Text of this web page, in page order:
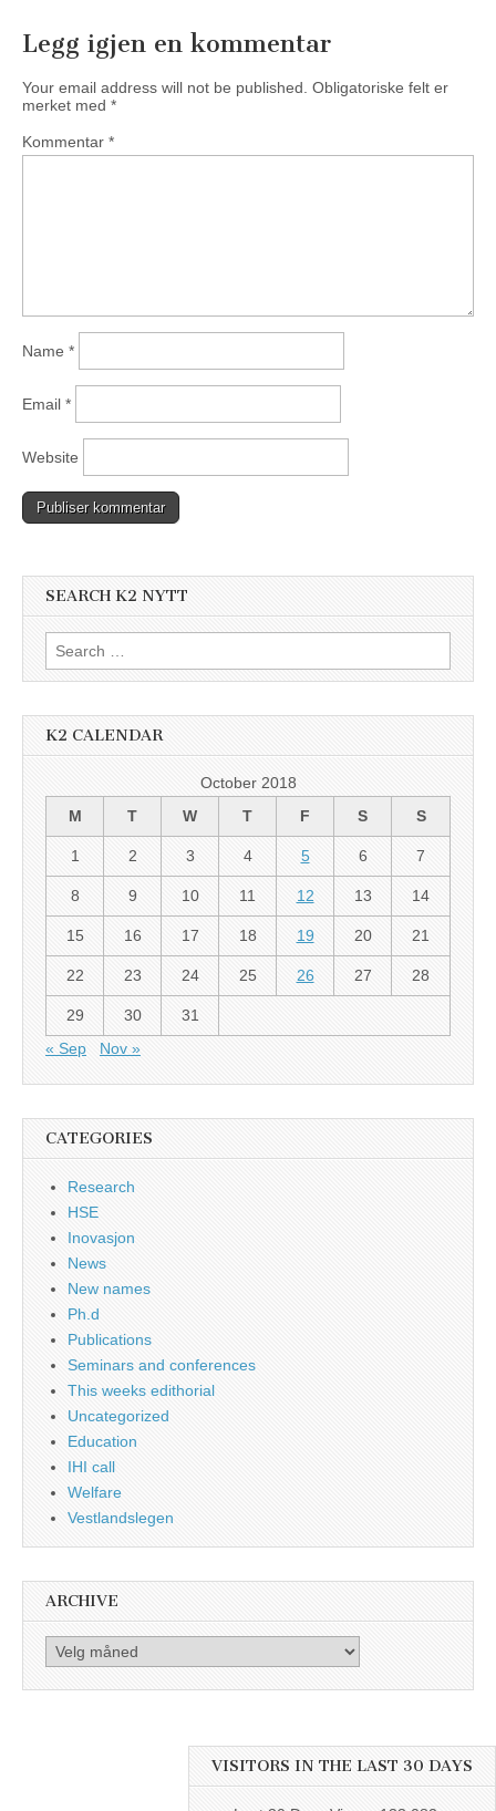
Legg igjen en kommentar
Your email address will not be published. Obligatoriske felt er
merket med *
Kommentar *
Name *
Email *
Website
SEARCH K2 NYTT
Search
for:
K2 CALENDAR
October 2018
M
T W T F S S
1 2 3 4 5 6 7
8 9 10 11 12 13 14
15 16 17 18 19 20 21
22 23 24 25 26 27 28
29 30
31
« Sep
Nov »
CATEGORIES
Research
HSE
Inovasjon
News
New names
Ph.d
Publications
Seminars and conferences
This weeks edithorial
Uncategorized
Education
IHI call
Welfare
Vestlandslegen
ARCHIVE
Archive
VISITORS IN THE LAST 30 DAYS